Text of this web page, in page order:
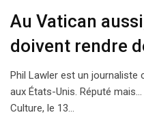
Au Vatican
doivent rendre
Phil Lawler est un journaliste
aux États-Unis. Réputé
Culture, le 13…